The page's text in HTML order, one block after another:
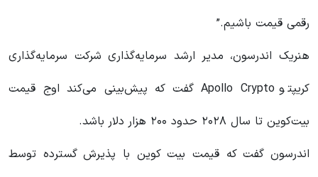
رقمی قیمت باشیم.”
هنریک اندرسون، مدیر ارشد سرمایه‌گذاری شرکت سرمایه‌گذاری
کریپتو Apollo Crypto گفت که پیش‌بینی می‌کند اوج قیمت
بیت‌کوین تا سال ۲۰۲۸ حدود ۲۰۰ هزار دلار باشد.
اندرسون گفت که قیمت بیت کوین با پذیرش گسترده توسط